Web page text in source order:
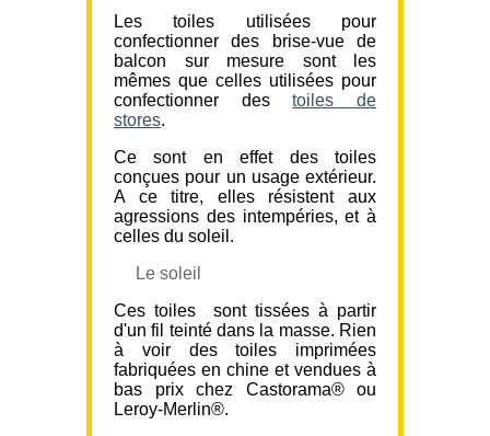
Les toiles utilisées pour
confectionner des brise-vue de
balcon sur mesure sont les
mêmes que celles utilisées pour
confectionner destoiles de
stores.
Ce sont en effet des toiles
conçues pour un usage extérieur.
A ce titre, elles résistent aux
agressions des intempéries, et à
celles du soleil.
Le soleil
Ces toiles sont tissées à partir
d'un fil teinté dans la masse. Rien
à voir des toiles imprimées
fabriquées en chine et vendues à
bas prix chez Castorama® ou
Leroy-Merlin®.